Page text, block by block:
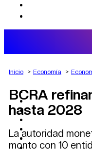
AGRO
DEPORTES
ECONOMÍA
CAMBIO
DATA FIRME
DE LA
Inicio Economía
BCRA
hasta 2028
La autoridad
monto con 10